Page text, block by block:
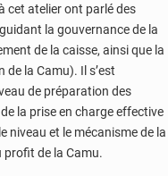
cet atelier ont parlé des
la gouvernance de la
de la caisse, ainsi que la
la Camu). Il s’est
de préparation des
la prise en charge effective
niveau et le mécanisme de la
profit de la Camu.